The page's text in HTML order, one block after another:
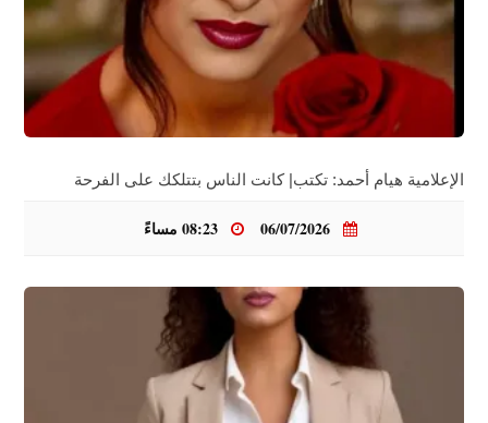
الإعلامية هيام أحمد: تكتب| كانت الناس بتتلكك على الفرحة